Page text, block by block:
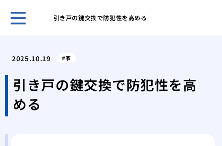
引き戸の鍵交換で防犯性を高める
2025.10.19 家
引き戸の鍵交換で防犯性を高
める